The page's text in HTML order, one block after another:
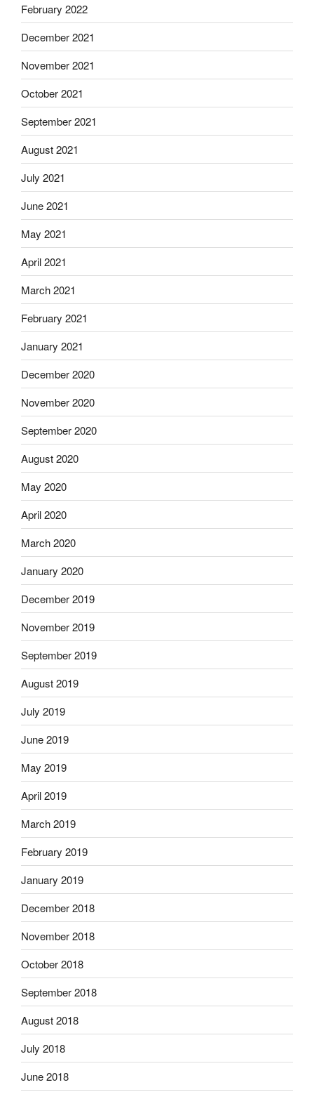
February 2022
December 2021
November 2021
October 2021
September 2021
August 2021
July 2021
June 2021
May 2021
April 2021
March 2021
February 2021
January 2021
December 2020
November 2020
September 2020
August 2020
May 2020
April 2020
March 2020
January 2020
December 2019
November 2019
September 2019
August 2019
July 2019
June 2019
May 2019
April 2019
March 2019
February 2019
January 2019
December 2018
November 2018
October 2018
September 2018
August 2018
July 2018
June 2018